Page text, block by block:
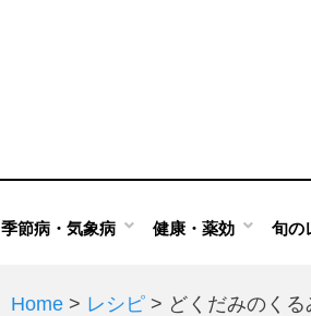
季節病・気象病 健康・薬効 旬の
Home > レシピ > どくだみのくる